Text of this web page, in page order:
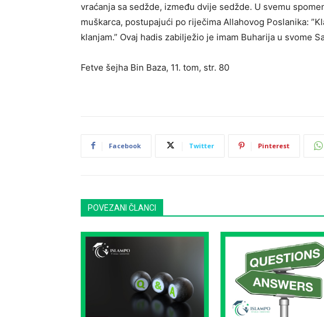
vraćanja sa sedžde, između dvije sedžde. U svemu
muškarca, postupajući po riječima Allahovog Poslanika:
klanjam.” Ovaj hadis zabilježio je imam Buharija u svome
Fetve šejha Bin Baza, 11. tom, str. 80
Facebook Twitter Pinterest
POVEZANI ČLANCI